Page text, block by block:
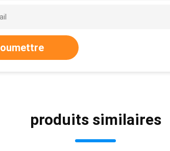
produits similaires